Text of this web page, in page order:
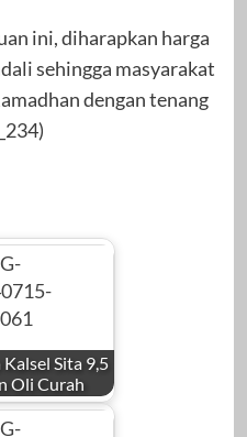
ini, diharapkan harga
sehingga masyarakat
dengan tenang
Kalsel Sita 9,5
Oli Curah